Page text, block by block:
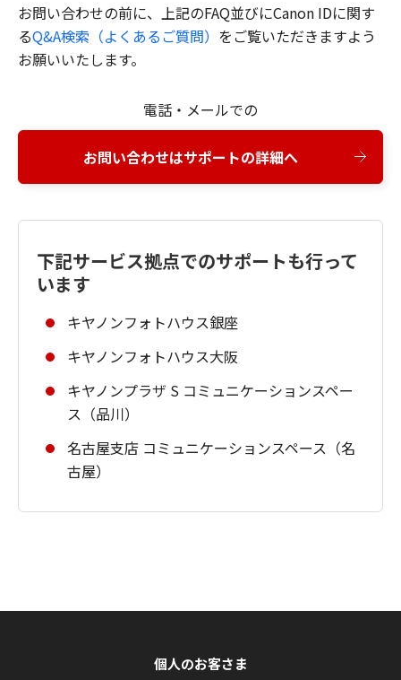
お問い合わせの前に、上記のFAQ並びにCanon IDに関す
るQ&A検索（よくあるご質問） をご覧いただきますよう
お願いいたします。
電話・メールでの
お問い合わせはサポートの詳細へ
下記サービス拠点でのサポートも行って
います
キヤノンフォトハウス銀座
キヤノンフォトハウス大阪
キヤノンプラザ S コミュニケーションスペー
ス（品川）
名古屋支店 コミュニケーションスペース（名
古屋）
個人のお客さま